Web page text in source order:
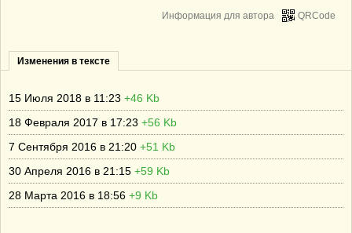
QRCode
Информация для автора
Изменения в тексте
15 Июля 2018 в 11:23 +46 Kb
18 Февраля 2017 в 17:23 +56 Kb
7 Сентября 2016 в 21:20 +51 Kb
30 Апреля 2016 в 21:15 +59 Kb
28 Марта 2016 в 18:56 +9 Kb